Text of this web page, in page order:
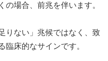
の場合、前兆を伴います。
りない」兆候ではなく、致
臨床的なサインです。